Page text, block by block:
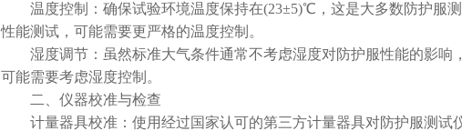
温度控制：确保试验环境温度保持在(23±5)℃，这是大多数防护服测
性能测试，可能需要更严格的温度控制。
湿度调节：虽然标准大气条件通常不考虑湿度对防护服性能的影响
可能需要考虑湿度控制。
二、仪器校准与检查
计量器具校准：使用经过国家认可的第三方计量器具对防护服测试